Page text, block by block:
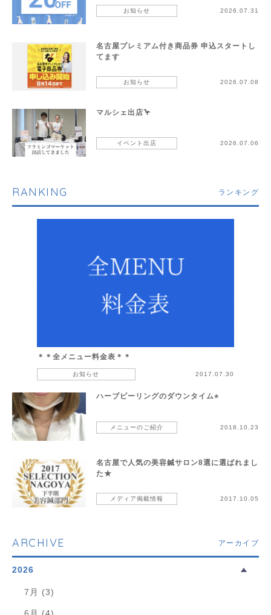
お知らせ 2026.07.31
名古屋プレミアム付き商品券 申込スタートし
てます
お知らせ 2026.07.08
マルシェ出店🦩
イベント出店 2026.07.06
RANKING ランキング
＊＊全メニュー料金表＊＊
お知らせ 2017.07.30
ハーブピーリングのダウンタイム⭐︎
メニューのご紹介 2018.10.23
名古屋で人気の美容鍼サロン8選に選ばれまし
た★
メディア掲載情報 2017.10.05
ARCHIVE アーカイブ
2026
7月 (3)
6月 (4)